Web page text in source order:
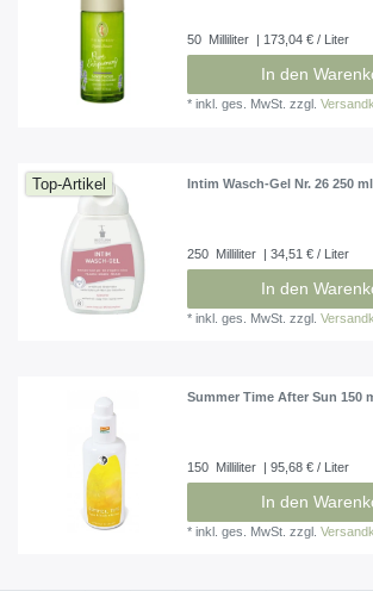
50 Milliliter | 173,04 € / Liter
In den
*inkl. ges. MwSt. zzgl.
Top-Artikel Intim Wasch-Gel Nr. 26 250 ml
250 Milliliter | 34,51 € / Liter
In den
*inkl. ges. MwSt. zzgl.
Summer Time After Sun 150
150 Milliliter | 95,68 € / Liter
In den
*inkl. ges. MwSt. zzgl.